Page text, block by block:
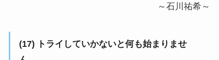
～石川祐希～
(17) トライしていかないと何も始まりませ